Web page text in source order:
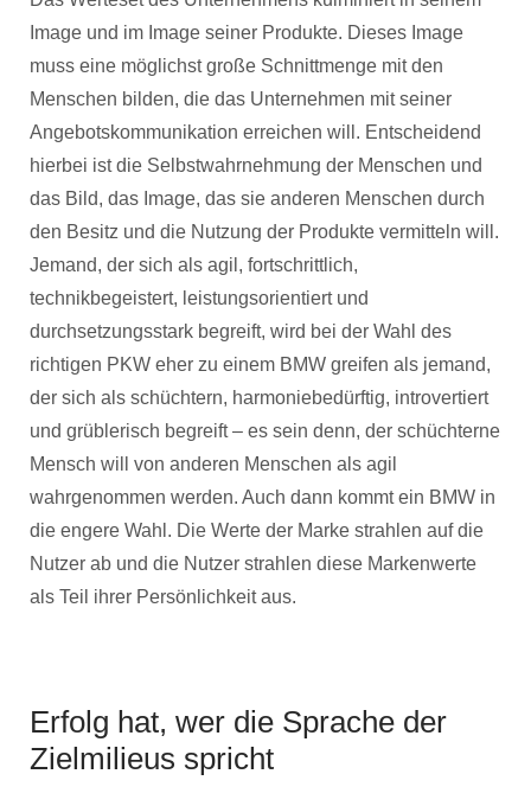
Image und im Image seiner Produkte. Dieses Image
muss eine möglichst große Schnittmenge mit den
Menschen bilden, die das Unternehmen mit seiner
Angebotskommunikation erreichen will. Entscheidend
hierbei ist die Selbstwahrnehmung der Menschen und
das Bild, das Image, das sie anderen Menschen durch
den Besitz und die Nutzung der Produkte vermitteln will.
Jemand, der sich als agil, fortschrittlich,
technikbegeistert, leistungsorientiert und
durchsetzungsstark begreift, wird bei der Wahl des
richtigen PKW eher zu einem BMW greifen als jemand,
der sich als schüchtern, harmoniebedürftig, introvertiert
und grüblerisch begreift – es sein denn, der schüchterne
Mensch will von anderen Menschen als agil
wahrgenommen werden. Auch dann kommt ein BMW in
die engere Wahl. Die Werte der Marke strahlen auf die
Nutzer ab und die Nutzer strahlen diese Markenwerte
als Teil ihrer Persönlichkeit aus.
Erfolg hat, wer die Sprache der
Zielmilieus spricht